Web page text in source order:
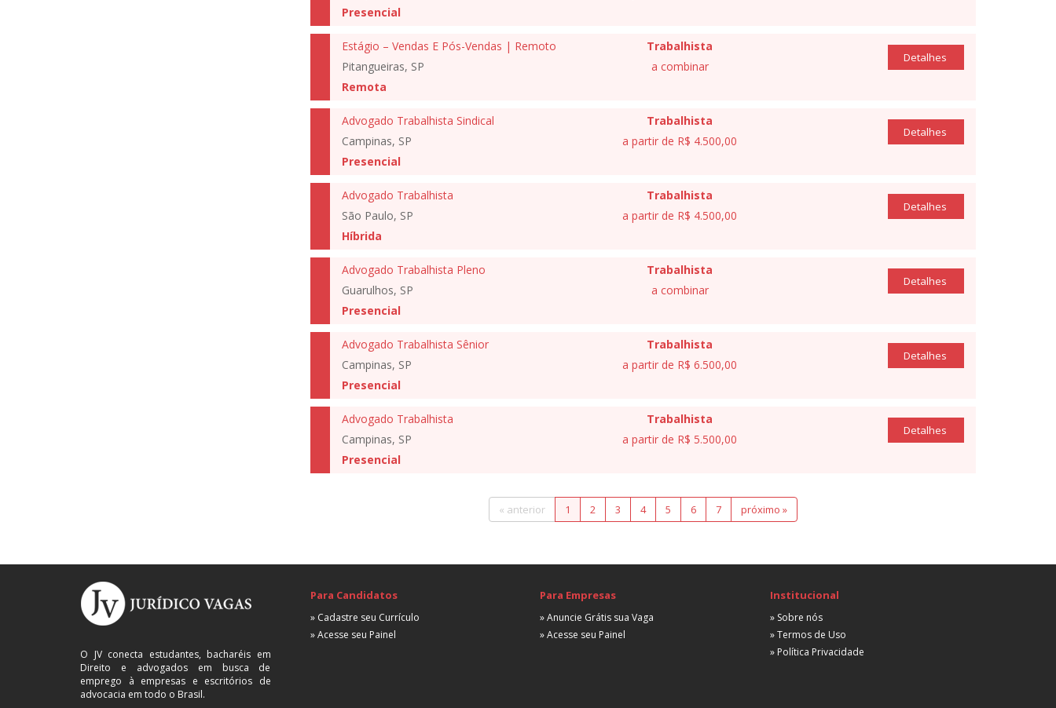
Presencial
Estágio – Vendas E Pós-Vendas | Remoto
Pitangueiras, SP
Remota
Trabalhista
a combinar
Detalhes
Advogado Trabalhista Sindical
Campinas, SP
Presencial
Trabalhista
a partir de R$ 4.500,00
Detalhes
Advogado Trabalhista
São Paulo, SP
Híbrida
Trabalhista
a partir de R$ 4.500,00
Detalhes
Advogado Trabalhista Pleno
Guarulhos, SP
Presencial
Trabalhista
a combinar
Detalhes
Advogado Trabalhista Sênior
Campinas, SP
Presencial
Trabalhista
a partir de R$ 6.500,00
Detalhes
Advogado Trabalhista
Campinas, SP
Presencial
Trabalhista
a partir de R$ 5.500,00
Detalhes
« anterior 1 2 3 4 5 6 7 próximo »
O JV conecta estudantes, bacharéis em
Direito e advogados em busca de
emprego à empresas e escritórios de
advocacia em todo o Brasil.
Para Candidatos
» Cadastre seu Currículo
» Acesse seu Painel
Para Empresas
» Anuncie Grátis sua Vaga
» Acesse seu Painel
Institucional
» Sobre nós
» Termos de Uso
» Política Privacidade